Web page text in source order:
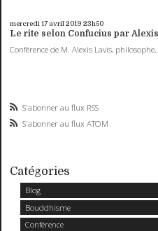
mercredi 17 avril 2019 23h50
Le rite selon Confucius par
Conférence de M. Alexis Lavis, philosophe,...
S'abonner au flux RSS
S'abonner au flux ATOM
Catégories
Blog
Bouddhisme
Conférence